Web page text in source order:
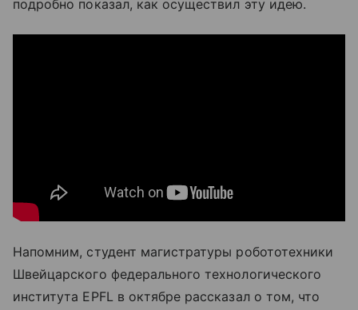
подробно показал, как осуществил эту идею.
Напомним, студент магистратуры робототехники
Швейцарского федерального технологического
института EPFL в октябре рассказал о том, что